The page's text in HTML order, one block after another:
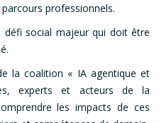
professionnels.
social majeur qui doit être
la coalition « IA agentique et
experts et acteurs de la
les impacts de ces